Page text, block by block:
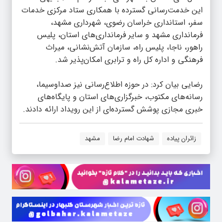
این خدمت‌رسانی گسترده با همکاری ستاد مرکزی خدمات
سفر، استانداری خراسان رضوی، شهرداری مشهد،
فرمانداری مشهد و سایر فرمانداری‌های استان، پلیس
راهور، ناجا، پلیس راه، سازمان آتش‌نشانی، میراث
فرهنگی و اداره کل راه و ترابری امکان‌پذیر شد.
رضایی بیان کرد: در حوزه اطلاع‌رسانی نیز صداوسیما،
رسانه‌های مکتوب، خبرگزاری‌های استان و پایگاه‌های
خبری مجازی پوشش گسترده‌ای از این رویداد ارائه دادند.
زائران پیاده شهادت امام رضا مشهد